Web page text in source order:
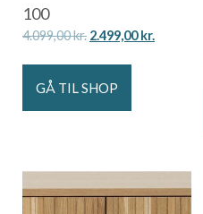
100
4.099,00kr. 2.499,00kr.
GÅ TIL SHOP